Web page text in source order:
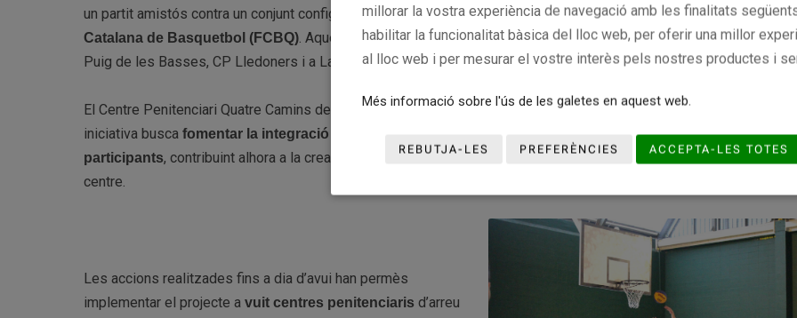
un partit amistós contra un conjunt configurat per membres de laFundació del Bàsquet Català (FBC)i la
Catalana de Basquetbol (FCBQ). Aquesta jornada arriba després de la bona rebuda de les tres anteriors trobades
Puig de les Basses, CP Lledoners i a La Model.
El Centre Penitenciari Quatre Camins de La Roca del Vallès està inclòs dins del projecteBàsquet a les presons
iniciativa buscafomentar la integració social, la cooperació i la millora del benestar físic i emocional dels
participants, contribuint alhora a la creació d’un entorn penitenciari més positiu a través de la pràctica del bàsquet
centre.
Les accions realitzades fins a dia d’avui han permès
implementar el projecte avuit centres penitenciaris d’arreu
millorar la vostra experiència de navegació amb les finalitats
habilitar la funcionalitat bàsica del lloc web, per oferir una millor
al lloc web i per mesurar el vostre interès pels nostres productes i
Més informació sobre l'ús de les galetes en aquest web.
REBUTJA-LES PREFERÈNCIES ACCEPTA-LES TOTES